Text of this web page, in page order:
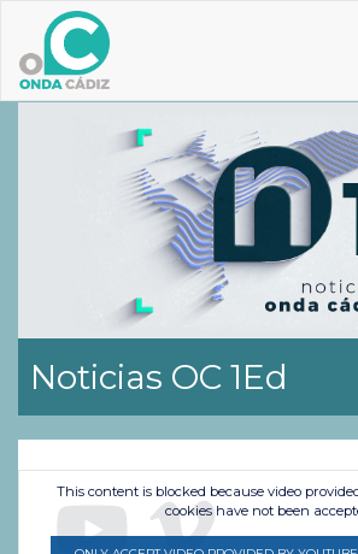
contenido
principal
Noticias OC 1Ed
This content is blocked because video
cookies have not been